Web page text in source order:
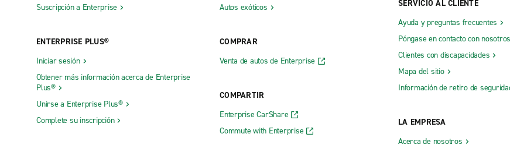
Suscripción a Enterprise
ENTERPRISE PLUS®
Iniciar sesión
Obtener más información acerca de Enterprise
Plus®
Unirse a Enterprise Plus®
Complete su inscripción
Autos exóticos
COMPRAR
Venta de autos de Enterprise
COMPARTIR
Enterprise CarShare
Commute with Enterprise
SERVICIO AL CLIENTE
Ayuda y preguntas frecuentes
Póngase en contacto con nosotros
Clientes con discapacidades
Mapa del sitio
Información de retiro de
LA EMPRESA
Acerca de nosotros